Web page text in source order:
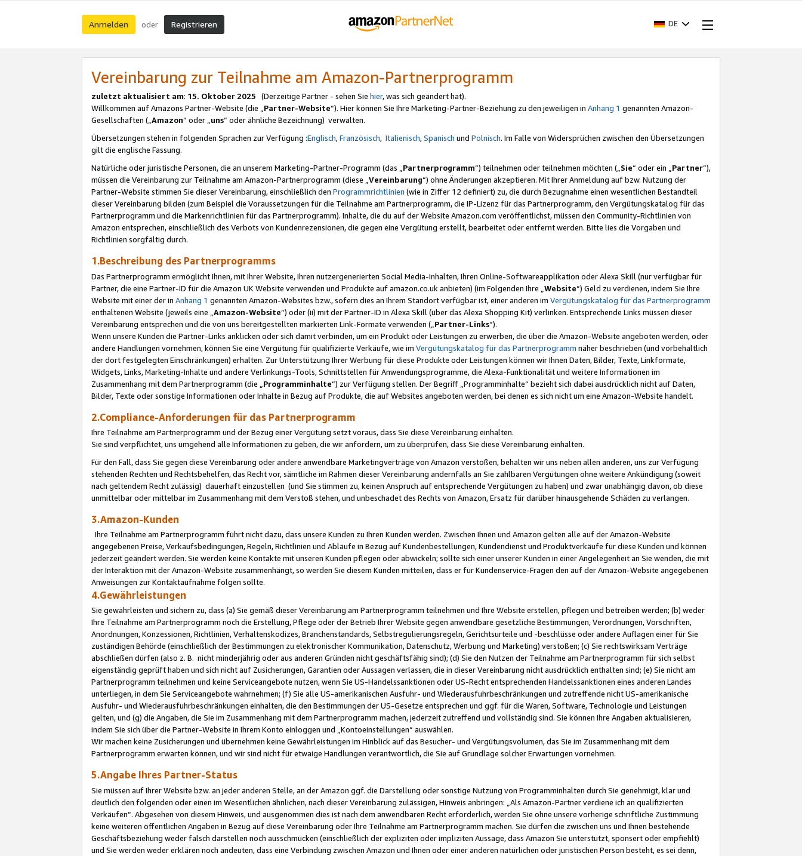
Anmelden oder Registrieren DE
Vereinbarung zur Teilnahme am Amazon-Partnerprogramm
zuletzt aktualisiert am: 15. Oktober 2025 (Derzeitige Partner - sehen Sie hier, was sich geändert hat).
Willkommen auf Amazons Partner-Website (die „Partner-Website“). Hier können Sie Ihre Marketing-Partner-Beziehung zu den jeweiligen in Anhang 1 genannten Amazon-
Gesellschaften („Amazon“ oder „uns“ oder ähnliche Bezeichnung) verwalten.
Übersetzungen stehen in folgenden Sprachen zur Verfügung :Englisch,Französisch, Italienisch,Spanisch und Polnisch. Im Falle von Widersprüchen zwischen den Übersetzungen
gilt die englische Fassung.
Natürliche oder juristische Personen, die an unserem Marketing-Partner-Programm (das „Partnerprogramm“) teilnehmen oder teilnehmen möchten („Sie“ oder ein „Partner“),
müssen die Vereinbarung zur Teilnahme am Amazon-Partnerprogramm (diese „Vereinbarung“) ohne Änderungen akzeptieren. Mit Ihrer Anmeldung auf bzw. Nutzung der
Partner-Website stimmen Sie dieser Vereinbarung, einschließlich den Programmrichtlinien (wie in Ziffer 12 definiert) zu, die durch Bezugnahme einen wesentlichen Bestandteil
dieser Vereinbarung bilden (zum Beispiel die Voraussetzungen für die Teilnahme am Partnerprogramm, die IP-Lizenz für das Partnerprogramm, den Vergütungskatalog für das
Partnerprogramm und die Markenrichtlinien für das Partnerprogramm). Inhalte, die du auf der Website Amazon.com veröffentlichst, müssen den Community-Richtlinien von
Amazon entsprechen, einschließlich des Verbots von Kundenrezensionen, die gegen eine Vergütung erstellt, bearbeitet oder entfernt werden. Bitte lies die Vorgaben und
Richtlinien sorgfältig durch.
1.Beschreibung des Partnerprogramms
Das Partnerprogramm ermöglicht Ihnen, mit Ihrer Website, Ihren nutzergenerierten Social Media-Inhalten, Ihren Online-Softwareapplikation oder Alexa Skill (nur verfügbar für
Partner, die eine Partner-ID für die Amazon UK Website verwenden und Produkte auf amazon.co.uk anbieten) (im Folgenden Ihre „ Website“) Geld zu verdienen, indem Sie Ihre
Website mit einer der in Anhang 1 genannten Amazon-Websites bzw., sofern dies an Ihrem Standort verfügbar ist, einer anderen im Vergütungskatalog für das Partnerprogramm
enthaltenen Website (jeweils eine „ Amazon-Website“) oder (ii) mit der Partner-ID in Alexa Skill (über das Alexa Shopping Kit) verlinken. Entsprechende Links müssen dieser
Vereinbarung entsprechen und die von uns bereitgestellten markierten Link-Formate verwenden („ Partner-Links“).
Wenn unsere Kunden die Partner-Links anklicken oder sich damit verbinden, um ein Produkt oder Leistungen zu erwerben, die über die Amazon-Website angeboten werden, oder
andere Handlungen vornehmen, können Sie eine Vergütung für qualifizierte Verkäufe, wie im Vergütungskatalog für das Partnerprogramm näher beschrieben (und vorbehaltlich
der dort festgelegten Einschränkungen) erhalten. Zur Unterstützung Ihrer Werbung für diese Produkte oder Leistungen können wir Ihnen Daten, Bilder, Texte, Linkformate,
Widgets, Links, Marketing-Inhalte und andere Verlinkungs-Tools, Schnittstellen für Anwendungsprogramme, die Alexa-Funktionalität und weitere Informationen im
Zusammenhang mit dem Partnerprogramm (die „ Programminhalte“) zur Verfügung stellen. Der Begriff „Programminhalte“ bezieht sich dabei ausdrücklich nicht auf Daten,
Bilder, Texte oder sonstige Informationen oder Inhalte in Bezug auf Produkte, die auf Websites angeboten werden, bei denen es sich nicht um eine Amazon-Website handelt.
2.Compliance-Anforderungen für das Partnerprogramm
Ihre Teilnahme am Partnerprogramm und der Bezug einer Vergütung setzt voraus, dass Sie diese Vereinbarung einhalten.
Sie sind verpflichtet, uns umgehend alle Informationen zu geben, die wir anfordern, um zu überprüfen, dass Sie diese Vereinbarung einhalten.
Für den Fall, dass Sie gegen diese Vereinbarung oder andere anwendbare Marketingverträge von Amazon verstoßen, behalten wir uns neben allen anderen, uns zur Verfügung
stehenden Rechten und Rechtsbehelfen, das Recht vor, sämtliche im Rahmen dieser Vereinbarung andernfalls an Sie zahlbaren Vergütungen ohne weitere Ankündigung (soweit
nach geltendem Recht zulässig) dauerhaft einzustellen (und Sie stimmen zu, keinen Anspruch auf entsprechende Vergütungen zu haben) und zwar unabhängig davon, ob diese
unmittelbar oder mittelbar im Zusammenhang mit dem Verstoß stehen, und unbeschadet des Rechts von Amazon, Ersatz für darüber hinausgehende Schäden zu verlangen.
3.Amazon-Kunden
Ihre Teilnahme am Partnerprogramm führt nicht dazu, dass unsere Kunden zu Ihren Kunden werden. Zwischen Ihnen und Amazon gelten alle auf der Amazon-Website
angegebenen Preise, Verkaufsbedingungen, Regeln, Richtlinien und Abläufe in Bezug auf Kundenbestellungen, Kundendienst und Produktverkäufe für diese Kunden und können
jederzeit geändert werden. Sie werden keine Kontakte mit unseren Kunden pflegen oder abwickeln; sollte sich einer unserer Kunden in einer Angelegenheit an Sie wenden, die mit
der Interaktion mit der Amazon-Website zusammenhängt, so werden Sie diesem Kunden mitteilen, dass er für Kundenservice-Fragen den auf der Amazon-Website angegebenen
Anweisungen zur Kontaktaufnahme folgen sollte.
4.Gewährleistungen
Sie gewährleisten und sichern zu, dass (a) Sie gemäß dieser Vereinbarung am Partnerprogramm teilnehmen und Ihre Website erstellen, pflegen und betreiben werden; (b) weder
Ihre Teilnahme am Partnerprogramm noch die Erstellung, Pflege oder der Betrieb Ihrer Website gegen anwendbare gesetzliche Bestimmungen, Verordnungen, Vorschriften,
Anordnungen, Konzessionen, Richtlinien, Verhaltenskodizes, Branchenstandards, Selbstregulierungsregeln, Gerichtsurteile und -beschlüsse oder andere Auflagen einer für Sie
zuständigen Behörde (einschließlich der Bestimmungen zu elektronischer Kommunikation, Datenschutz, Werbung und Marketing) verstoßen; (c) Sie rechtswirksam Verträge
abschließen dürfen (also z. B. nicht minderjährig oder aus anderen Gründen nicht geschäftsfähig sind); (d) Sie den Nutzen der Teilnahme am Partnerprogramm für sich selbst
eigenständig geprüft haben und sich nicht auf Zusicherungen, Garantien oder Aussagen verlassen, die in dieser Vereinbarung nicht ausdrücklich enthalten sind; (e) Sie nicht am
Partnerprogramm teilnehmen und keine Serviceangebote nutzen, wenn Sie US-Handelssanktionen oder US-Recht entsprechenden Handelssanktionen eines anderen Landes
unterliegen, in dem Sie Serviceangebote wahrnehmen; (f) Sie alle US-amerikanischen Ausfuhr- und Wiederausfuhrbeschränkungen und zutreffende nicht US-amerikanische
Ausfuhr- und Wiederausfuhrbeschränkungen einhalten, die den Bestimmungen der US-Gesetze entsprechen und ggf. für die Waren, Software, Technologie und Leistungen
gelten, und (g) die Angaben, die Sie im Zusammenhang mit dem Partnerprogramm machen, jederzeit zutreffend und vollständig sind. Sie können Ihre Angaben aktualisieren,
indem Sie sich über die Partner-Website in Ihrem Konto einloggen und „Kontoeinstellungen“ auswählen.
Wir machen keine Zusicherungen und übernehmen keine Gewährleistungen im Hinblick auf das Besucher- und Vergütungsvolumen, das Sie im Zusammenhang mit dem
Partnerprogramm erwarten können, und wir sind nicht für etwaige Handlungen verantwortlich, die Sie auf Grundlage solcher Erwartungen vornehmen.
5.Angabe Ihres Partner-Status
Sie müssen auf Ihrer Website bzw. an jeder anderen Stelle, an der Amazon ggf. die Darstellung oder sonstige Nutzung von Programminhalten durch Sie genehmigt, klar und
deutlich den folgenden oder einen im Wesentlichen ähnlichen, nach dieser Vereinbarung zulässigen, Hinweis anbringen: „Als Amazon-Partner verdiene ich an qualifizierten
Verkäufen“. Abgesehen von diesem Hinweis, und ausgenommen dies ist nach dem anwendbaren Recht erforderlich, werden Sie ohne unsere vorherige schriftliche Zustimmung
keine weiteren öffentlichen Angaben in Bezug auf diese Vereinbarung oder Ihre Teilnahme am Partnerprogramm machen. Sie dürfen die zwischen uns und Ihnen bestehende
Geschäftsbeziehung weder falsch darstellen noch ausschmücken (einschließlich der expliziten oder impliziten Aussage, dass Amazon Sie unterstützt, sponsert oder empfiehlt)
und Sie werden weder erklären noch andeuten, dass eine Verbindung zwischen Amazon und Ihnen oder einer anderen natürlichen oder juristischen Person besteht, es sei denn,